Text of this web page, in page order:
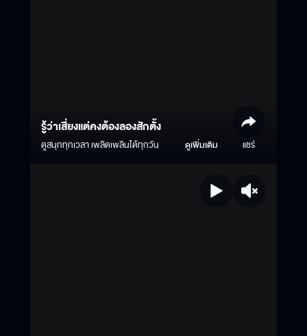
รู้ว่าเสี่ยงแต่คงต้องลองสักตั้ง
ดูสนุกทุกเวลา เพลิดเพลินได้ทุกวัน ดูเพิ่มเติม แชร์